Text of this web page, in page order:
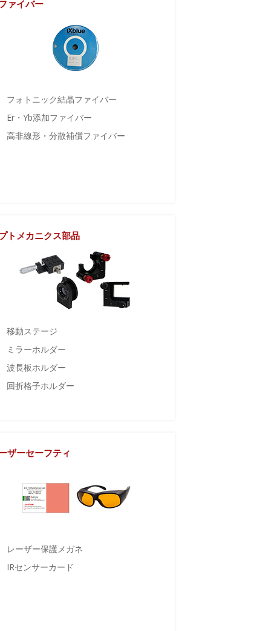
ァイバー
フォトニック結晶ファイバー
Er・Yb添加ファイバー
高非線形・分散補償ファイバー
トメカニクス部品
移動ステージ
ミラーホルダー
波長板ホルダー
回折格子ホルダー
ザーセーフティ
レーザー保護メガネ
IRセンサーカード